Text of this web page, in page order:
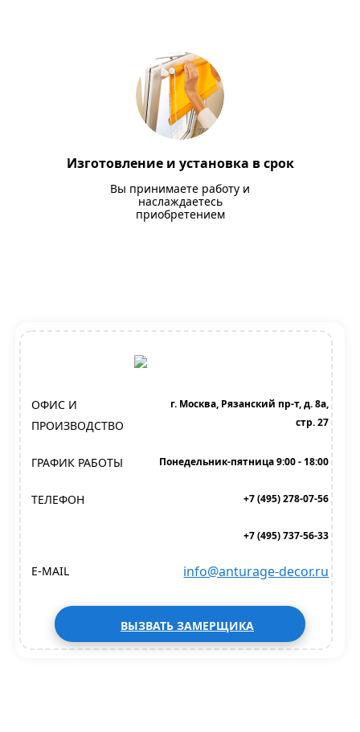
Изготовление и установка в срок
Вы принимаете работу и
наслаждаетесь
приобретением
ОФИС И
ПРОИЗВОДСТВО
г. Москва, Рязанский пр-т, д. 8а,
стр. 27
ГРАФИК РАБОТЫ Понедельник-пятница 9:00 - 18:00
ТЕЛЕФОН +7 (495) 278-07-56
+7 (495) 737-56-33
E-MAIL info@anturage-decor.ru
ВЫЗВАТЬ ЗАМЕРЩИКА